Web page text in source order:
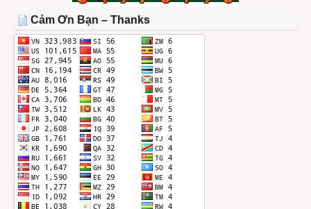
THÁNG
Cảm Ơn Bạn – Thanks